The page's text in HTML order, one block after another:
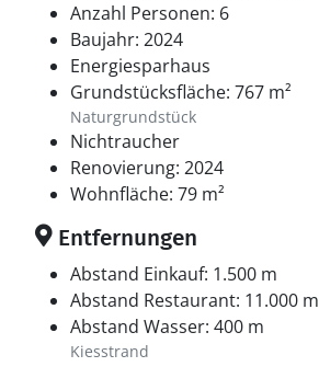
Anzahl Personen: 6
Baujahr: 2024
Energiesparhaus
Grundstücksfläche: 767 m²
Naturgrundstück
Nichtraucher
Renovierung: 2024
Wohnfläche: 79 m²
Entfernungen
Abstand Einkauf: 1.500 m
Abstand Restaurant: 11.000 m
Abstand Wasser: 400 m
Kiesstrand